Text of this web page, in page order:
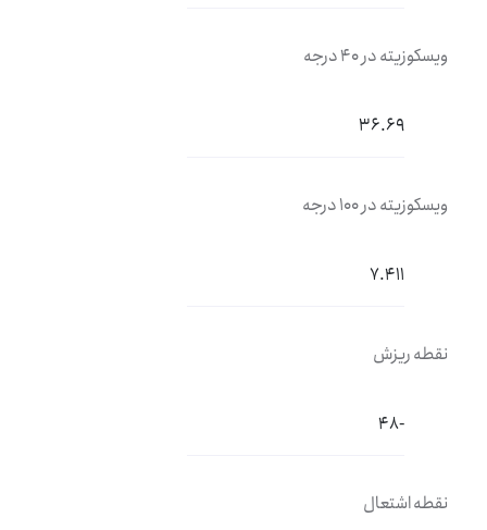
ویسکوزیته در 40 درجه
36.69
ویسکوزیته در 100 درجه
7.411
نقطه ریزش
-48
نقطه اشتعال